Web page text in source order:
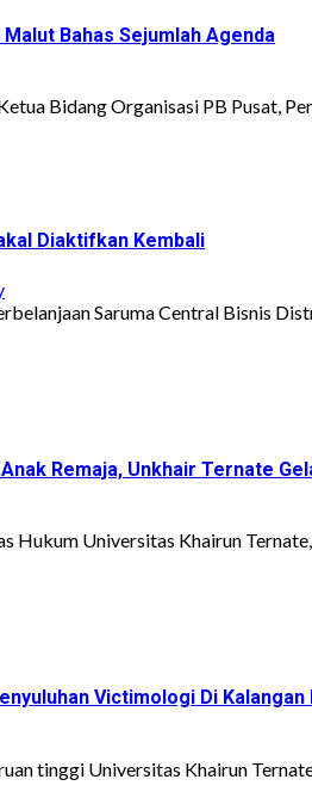
Malut Bahas Sejumlah Agenda
Bidang Organisasi PB Pusat,
Diaktifkan Kembali
Saruma Central Bisnis
Remaja, Unkhair Ternate
Hukum Universitas Khairun
Victimologi Di Kalangan
tinggi Universitas Khairun